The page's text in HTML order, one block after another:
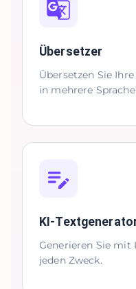
Übersetzer
Übersetzen Sie
in mehrere
KI-
Generieren Sie mit
jeden Zweck.